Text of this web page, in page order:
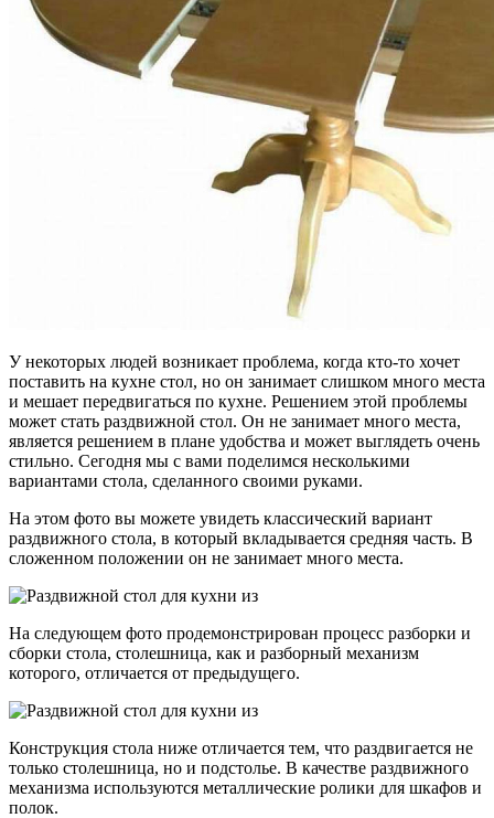
У некоторых людей возникает проблема, когда кто-то хочет
поставить на кухне стол, но он занимает слишком много места
и мешает передвигаться по кухне. Решением этой проблемы
может стать раздвижной стол. Он не занимает много места,
является решением в плане удобства и может выглядеть очень
стильно. Сегодня мы с вами поделимся несколькими
вариантами стола, сделанного своими руками.
На этом фото вы можете увидеть классический вариант
раздвижного стола, в который вкладывается средняя часть. В
сложенном положении он не занимает много места.
На следующем фото продемонстрирован процесс разборки и
сборки стола, столешница, как и разборный механизм
которого, отличается от предыдущего.
Конструкция стола ниже отличается тем, что раздвигается не
только столешница, но и подстолье. В качестве раздвижного
механизма используются металлические ролики для шкафов и
полок.